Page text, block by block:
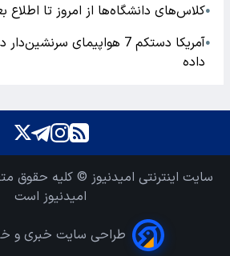
●کلاس‌های دانشگاه‌ها از امروز تا
●
آمریکا دستکم 7 هواپیمای
داده
سایت اینترنتی امیدنیوز © کلیه حقوق
امیدنیوز است
طراحی سایت خبری و